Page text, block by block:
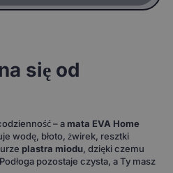
się od
– a mata EVA Home
wodę, błoto, żwirek, resztki
plastra miodu, dzięki czemu
pozostaje czysta, a Ty masz